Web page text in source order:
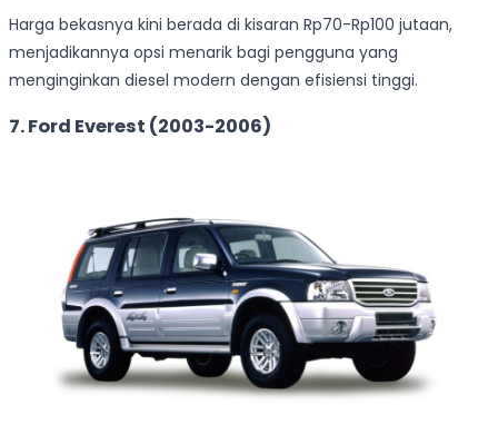
Harga bekasnya kini berada di kisaran Rp70-Rp100 jutaan,
menjadikannya opsi menarik bagi pengguna yang
menginginkan diesel modern dengan efisiensi tinggi.
7. Ford Everest (2003-2006)